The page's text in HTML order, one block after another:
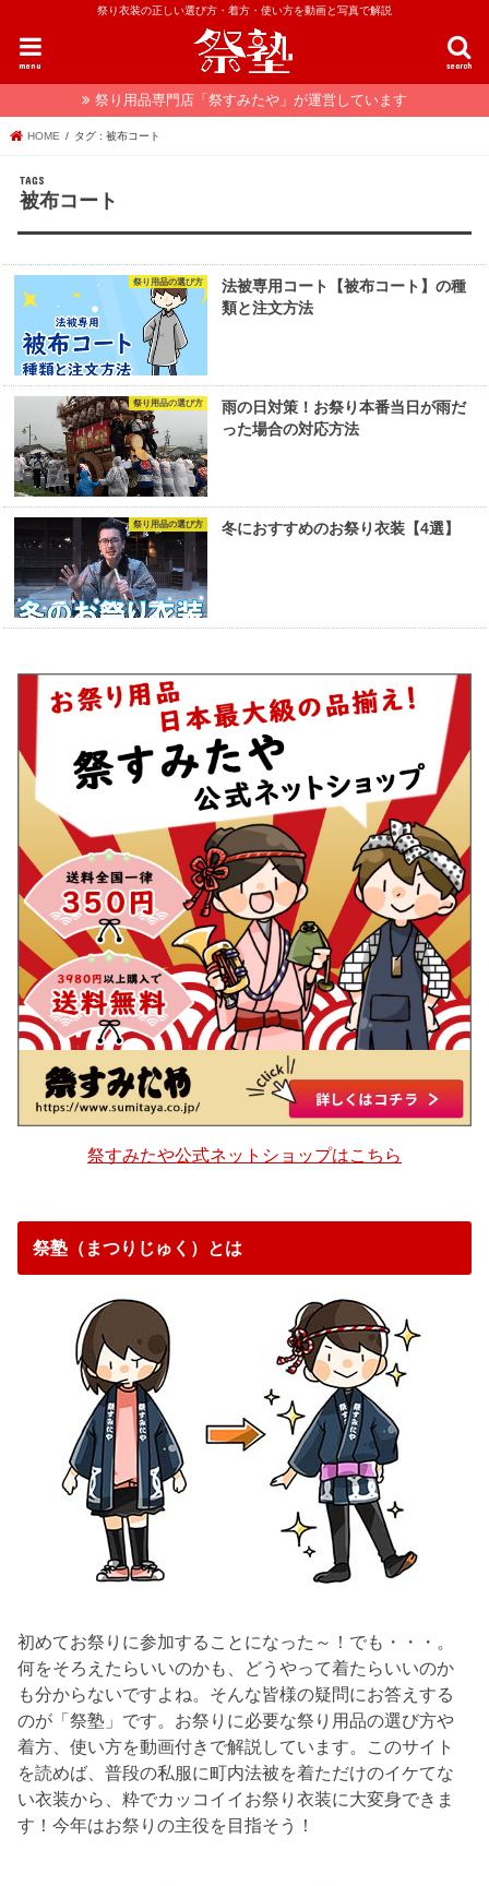
祭り衣装の正しい選び方・着方・使い方を動画と写真で解説
search
menu
祭り用品専門店「祭すみたや」が運営しています
HOME タグ : 被布コート
被布コート
祭り用品の選び方
法被専用コート【被布コート】の種
類と注文方法
祭り用品の選び方
雨の日対策！お祭り本番当日が雨だ
った場合の対応方法
祭り用品の選び方 冬におすすめのお祭り衣装【4選】
祭すみたや公式ネットショップはこちら
祭塾（まつりじゅく）とは
初めてお祭りに参加することになった～！でも・・・。
何をそろえたらいいのかも、どうやって着たらいいのか
も分からないですよね。そんな皆様の疑問にお答えする
のが「祭塾」です。お祭りに必要な祭り用品の選び方や
着方、使い方を動画付きで解説しています。このサイト
を読めば、普段の私服に町内法被を着ただけのイケてな
い衣装から、粋でカッコイイお祭り衣装に大変身できま
す！今年はお祭りの主役を目指そう！